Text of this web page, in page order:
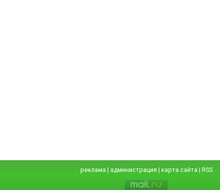
реклама | администрация | карта сайта | RSS